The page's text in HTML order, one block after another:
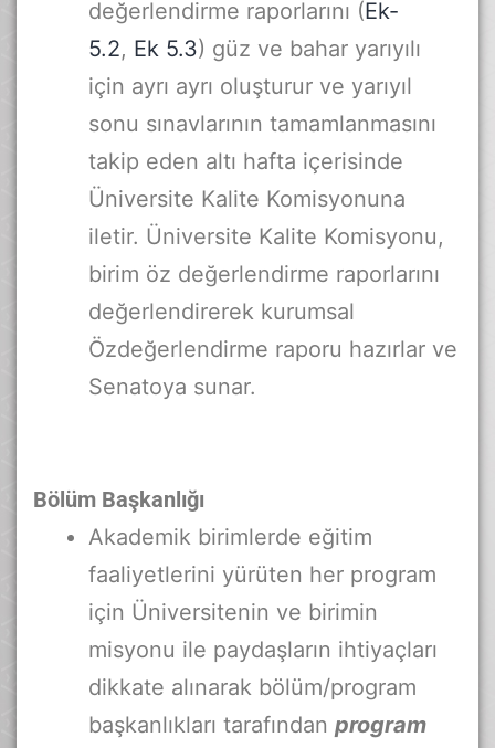
değerlendirme raporlarını (Ek-
5.2, Ek 5.3) güz ve bahar yarıyılı
için ayrı ayrı oluşturur ve yarıyıl
sonu sınavlarının tamamlanmasını
takip eden altı hafta içerisinde
Üniversite Kalite Komisyonuna
iletir. Üniversite Kalite Komisyonu,
birim öz değerlendirme raporlarını
değerlendirerek kurumsal
Özdeğerlendirme raporu hazırlar ve
Senatoya sunar.
Bölüm Başkanlığı
Akademik birimlerde eğitim
faaliyetlerini yürüten her program
için Üniversitenin ve birimin
misyonu ile paydaşların ihtiyaçları
dikkate alınarak bölüm/program
başkanlıkları tarafından program